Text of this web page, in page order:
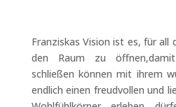
Franziskas Vision ist es, für all
den Raum zu
schließen können mit ihrem
endlich einen freudvollen und